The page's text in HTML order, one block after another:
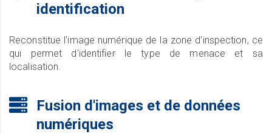
identification
Reconstitue l'image numérique de la zone d'inspection, ce
qui permet d'identifier le type de menace et sa
localisation.
Fusion d'images et de données
numériques